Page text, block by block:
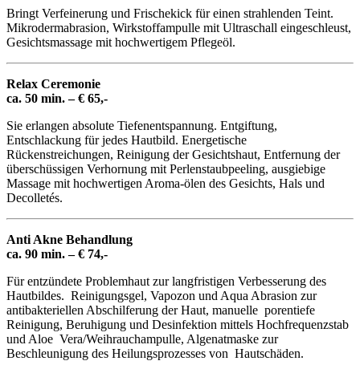
Bringt Verfeinerung und Frischekick für einen strahlenden Teint.
Mikrodermabrasion, Wirkstoffampulle mit Ultraschall eingeschleust,
Gesichtsmassage mit hochwertigem Pflegeöl.
Relax Ceremonie
ca. 50 min. – € 65,-
Sie erlangen absolute Tiefenentspannung. Entgiftung,
Entschlackung für jedes Hautbild. Energetische
Rückenstreichungen, Reinigung der Gesichtshaut, Entfernung der
überschüssigen Verhornung mit Perlenstaubpeeling, ausgiebige
Massage mit hochwertigen Aroma-ölen des Gesichts, Hals und
Decolletés.
Anti Akne Behandlung
ca. 90 min. – € 74,-
Für entzündete Problemhaut zur langfristigen Verbesserung des
Hautbildes. Reinigungsgel, Vapozon und Aqua Abrasion zur
antibakteriellen Abschilferung der Haut, manuelle porentiefe
Reinigung, Beruhigung und Desinfektion mittels Hochfrequenzstab
und Aloe Vera/Weihrauchampulle, Algenatmaske zur
Beschleunigung des Heilungsprozesses von Hautschäden.